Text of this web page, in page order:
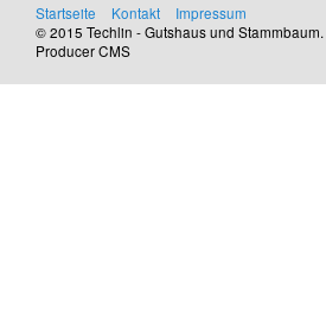
Startseite Kontakt
Impressum
© 2015 Techlin - Gutshaus und Stammbaum.
Producer CMS